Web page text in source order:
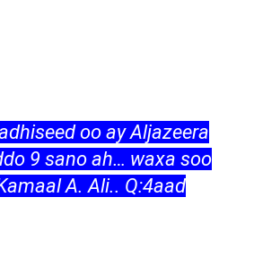
oo ay Aljazeera
9 sano ah… waxa soo
A. Ali.. Q:4aad